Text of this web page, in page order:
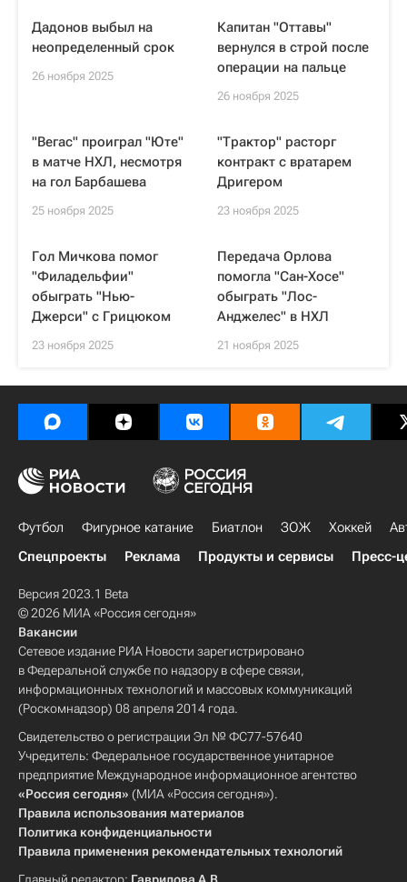
Дадонов выбыл на
неопределенный срок
26 ноября 2025
Капитан "Оттавы"
вернулся в строй после
операции на пальце
26 ноября 2025
"Вегас" проиграл "Юте"
в матче НХЛ, несмотря
на гол Барбашева
25 ноября 2025
"Трактор" расторг
контракт с вратарем
Дригером
23 ноября 2025
Гол Мичкова помог
"Филадельфии"
обыграть "Нью-
Джерси" с Грицюком
23 ноября 2025
Передача Орлова
помогла "Сан-Хосе"
обыграть "Лос-
Анджелес" в НХЛ
21 ноября 2025
Футбол Фигурное катание Биатлон ЗОЖ Хоккей
Спецпроекты
Реклама Продукты и сервисы Пресс-
Версия 2023.1 Beta
© 2026 МИА «Россия сегодня»
Вакансии
Сетевое издание РИА Новости зарегистрировано
в Федеральной службе по надзору в сфере связи,
информационных технологий и массовых коммуникаций
(Роскомнадзор) 08 апреля 2014 года.
Свидетельство о регистрации Эл № ФС77-57640
Учредитель: Федеральное государственное унитарное
предприятие Международное информационное агентство
«Россия сегодня» (МИА «Россия сегодня»).
Правила использования материалов
Политика конфиденциальности
Правила применения рекомендательных технологий